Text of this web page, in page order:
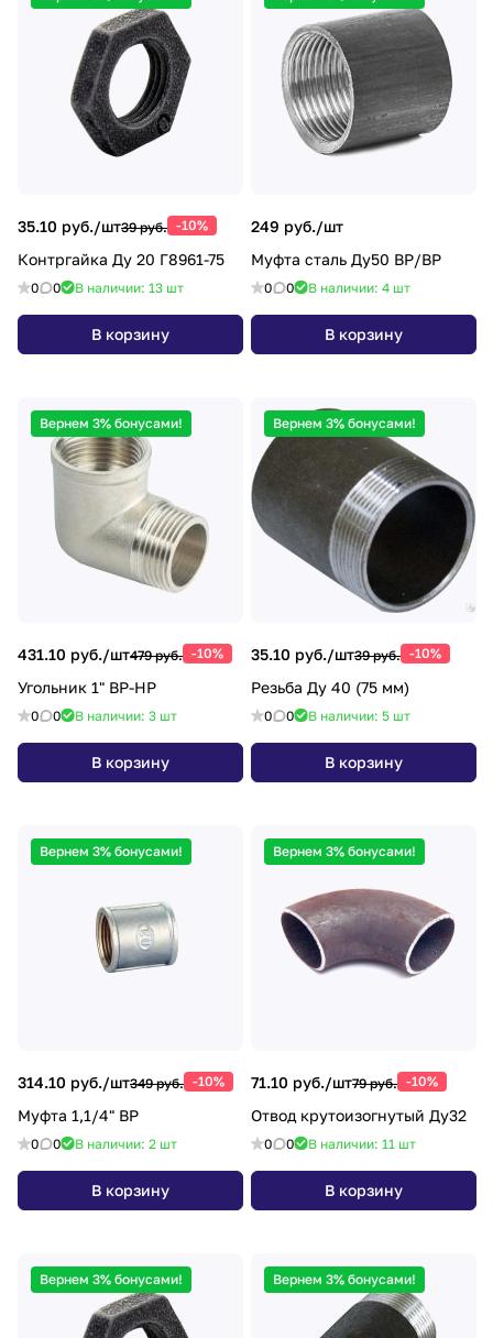
35.10 руб./шт39 руб. -10%
Контргайка Ду 20 Г8961-75
0 0 В наличии: 13 шт
В корзину
249 руб./шт
Муфта сталь Ду50 ВР/ВР
0 0 В наличии: 4 шт
В корзину
Вернем 3% бонусами!
431.10 руб./шт479 руб. -10%
Угольник 1" ВР-НР
0 0 В наличии: 3 шт
В корзину
Вернем 3% бонусами!
35.10 руб./шт39 руб. -10%
Резьба Ду 40 (75 мм)
0 0 В наличии: 5 шт
В корзину
Вернем 3% бонусами!
314.10 руб./шт349 руб. -10%
Муфта 1,1/4" ВР
0 0 В наличии: 2 шт
В корзину
Вернем 3% бонусами!
71.10 руб./шт79 руб. -10%
Отвод крутоизогнутый Ду32
0 0 В наличии: 11 шт
В корзину
Вернем 3% бонусами! Вернем 3% бонусами!